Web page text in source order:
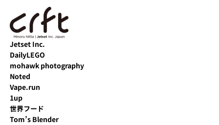
Jetset Inc.
DailyLEGO
mohawk photography
Noted
Vape.run
1up
世界フード
Tom’s Blender